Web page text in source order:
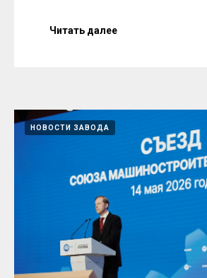
Читать далее
НОВОСТИ ЗАВОДА